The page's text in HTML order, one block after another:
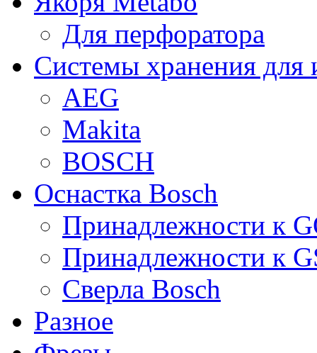
Для перфоратора
Системы хранения для
AEG
Makita
BOSCH
Оснастка Bosch
Принадлежности к
Принадлежности к
Сверла Bosch
Разное